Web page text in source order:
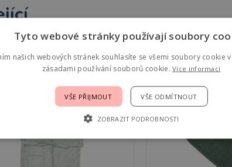
mode
Tyto webové stránky používají soubory
našich webových stránek souhlasíte se všemi soubory cookie
zásadami používání souborů cookie.Více informací
VŠE PŘIJMOUT VŠE ODMÍTNOUT
ZOBRAZIT PODROBNOSTI